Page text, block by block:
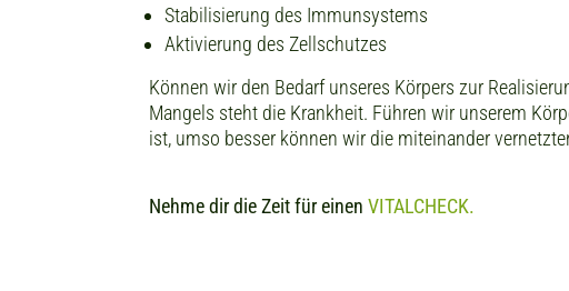
Stabilisierung des Immunsystems
Aktivierung des Zellschutzes
Können wir den Bedarf unseres Körpers zur
Mangels steht die Krankheit. Führen wir unserem
ist, umso besser können wir die miteinander
Nehme dir die Zeit für einenVITALCHECK.